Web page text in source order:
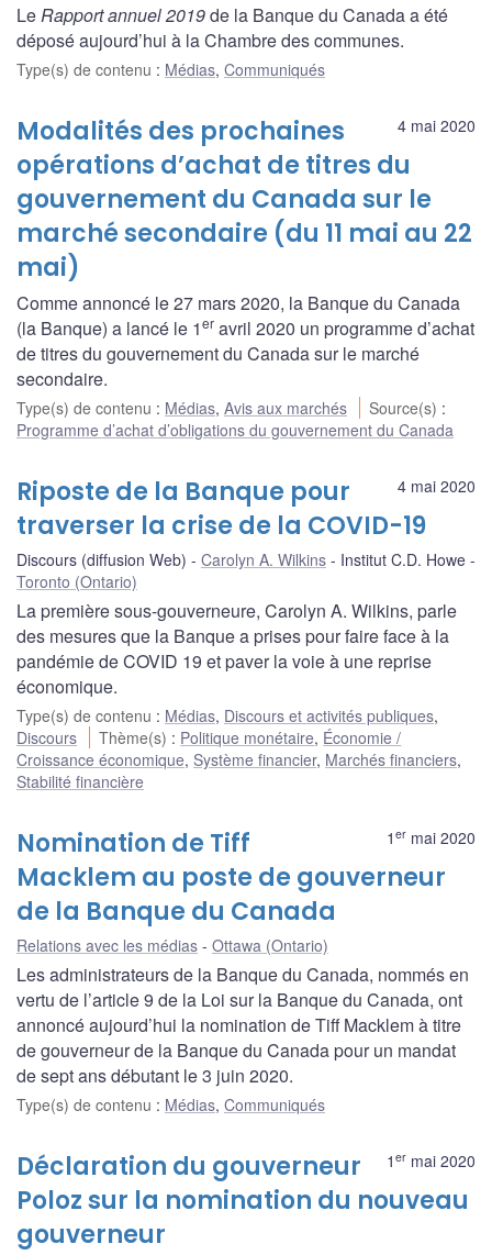
LeRapport annuel 2019de la Banque du Canada a été
déposé aujourd’hui à la Chambre des communes.
Type(s) de contenu : Médias, Communiqués
4 mai 2020
Modalités des prochaines
opérations d’achat de titres du
gouvernement du Canada sur le
marché secondaire (du 11 mai au 22
mai)
Comme annoncé le 27 mars 2020, la Banque du Canada
(la Banque) a lancé le 1er avril 2020 un programme d’achat
de titres du gouvernement du Canada sur le marché
secondaire.
Type(s) de contenu : Médias, Avis aux marchés Source(s) :
Programme d’achat d’obligations du gouvernement du Canada
4 mai 2020
Riposte de la Banque pour
traverser la crise de la COVID-19
Discours (diffusion Web) Carolyn A. Wilkins
Institut C.D. Howe
Toronto (Ontario)
La première sous-gouverneure, Carolyn A. Wilkins, parle
des mesures que la Banque a prises pour faire face à la
pandémie de COVID 19 et paver la voie à une reprise
économique.
Type(s) de contenu : Médias, Discours et activités publiques,
Discours
Thème(s) : Politique monétaire, Économie /
Croissance économique, Système financier, Marchés financiers,
Stabilité financière
1 er mai 2020
Nomination de Tiff
Macklem au poste de gouverneur
de la Banque du Canada
Relations avec les médias Ottawa (Ontario)
Les administrateurs de la Banque du Canada, nommés en
vertu de l’article 9 de la Loi sur la Banque du Canada, ont
annoncé aujourd’hui la nomination de Tiff Macklem à titre
de gouverneur de la Banque du Canada pour un mandat
de sept ans débutant le 3 juin 2020.
Type(s) de contenu : Médias, Communiqués
1 er mai 2020
Déclaration du gouverneur
Poloz sur la nomination du nouveau
gouverneur